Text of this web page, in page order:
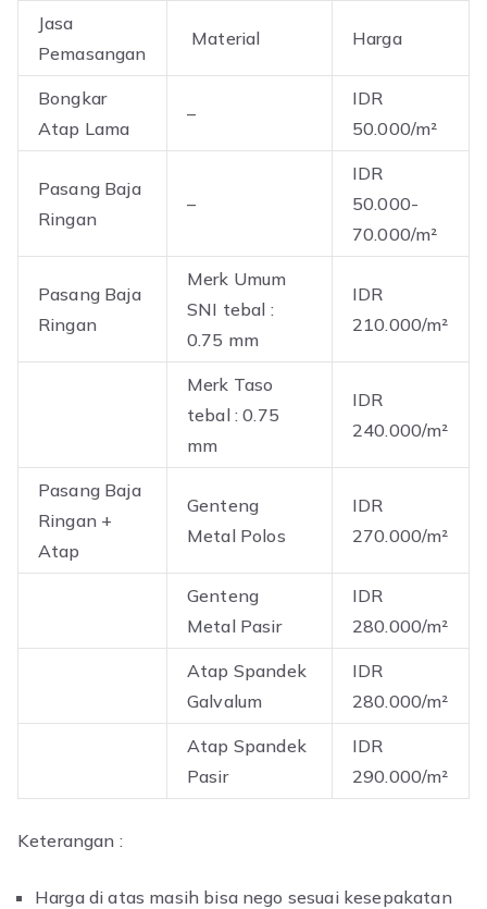
Jasa
Pemasangan
Material Harga
Bongkar
Atap Lama
–
IDR
50.000/m²
Pasang Baja
Ringan
–
IDR
50.000-
70.000/m²
Pasang Baja
Ringan
Merk Umum
SNI tebal :
0.75 mm
IDR
210.000/m²
Merk Taso
tebal : 0.75
mm
IDR
240.000/m²
Pasang Baja
Ringan +
Atap
Genteng
Metal Polos
IDR
270.000/m²
Genteng
Metal Pasir
IDR
280.000/m²
Atap Spandek
Galvalum
IDR
280.000/m²
Atap Spandek
Pasir
IDR
290.000/m²
Keterangan :
Harga di atas masih bisa nego sesuai kesepakatan